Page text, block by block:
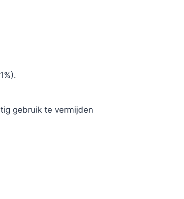
gebruik te vermijden